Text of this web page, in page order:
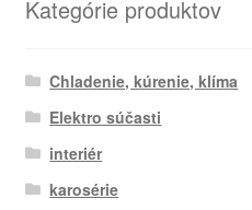
Kategórie produktov
Chladenie, kúrenie, klíma
Elektro súčasti
interiér
karosérie